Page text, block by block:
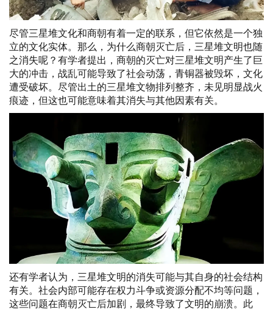
尽管三星堆文化和商朝有着一定的联系，但它依然是一个独
立的文化实体。那么，为什么商朝灭亡后，三星堆文明也随
之消失呢？有学者提出，商朝的灭亡对三星堆文明产生了巨
大的冲击，战乱可能导致了社会动荡，青铜器被毁坏，文化
遭受破坏。尽管出土的三星堆文物排列整齐，未见明显战火
痕迹，但这也可能意味着其消失与其他因素有关。
还有学者认为，三星堆文明的消失可能与其自身的社会结构
有关。社会内部可能存在权力斗争或资源分配不均等问题，
这些问题在商朝灭亡后加剧，最终导致了文明的崩溃。此